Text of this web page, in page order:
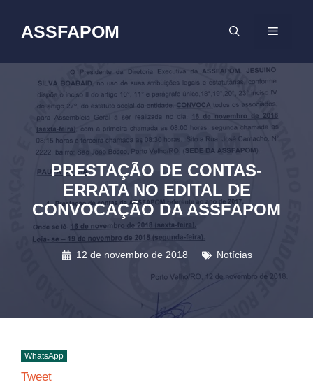
conteúdo
ASSFAPOM MENU
PRESTAÇÃO DE CONTAS-
ERRATA NO EDITAL DE
CONVOCAÇÃO DA ASSFAPOM
12 de novembro de 2018 Notícias
WhatsApp
Tweet